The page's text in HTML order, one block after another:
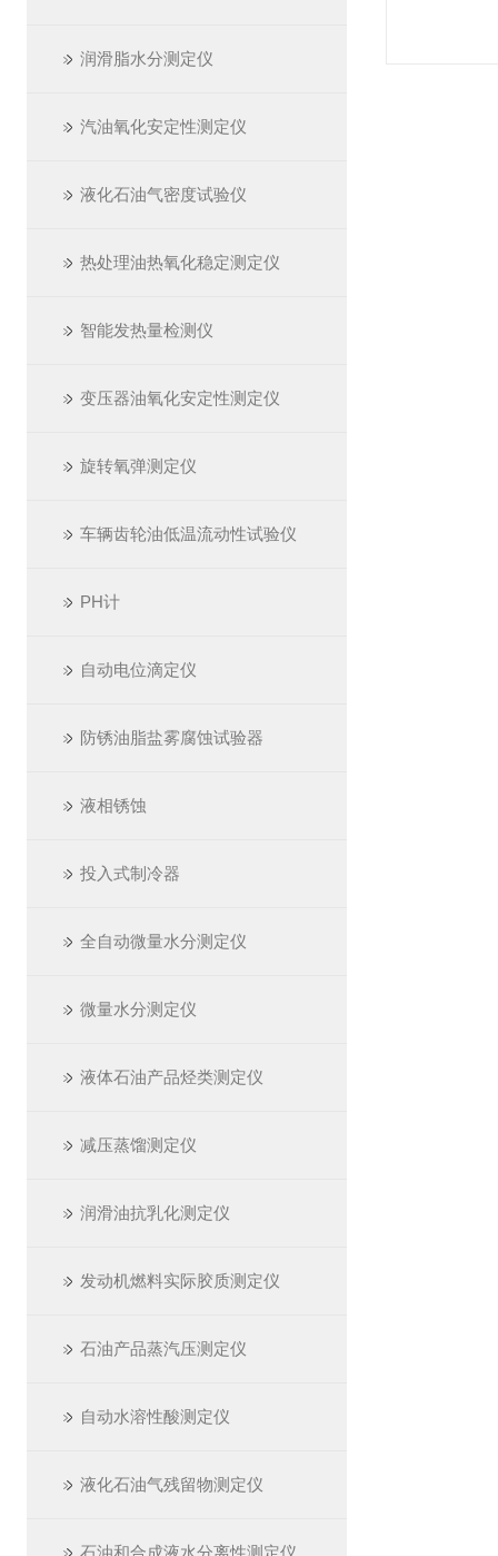
润滑脂水分测定仪
汽油氧化安定性测定仪
液化石油气密度试验仪
热处理油热氧化稳定测定仪
智能发热量检测仪
变压器油氧化安定性测定仪
旋转氧弹测定仪
车辆齿轮油低温流动性试验仪
PH计
自动电位滴定仪
防锈油脂盐雾腐蚀试验器
液相锈蚀
投入式制冷器
全自动微量水分测定仪
微量水分测定仪
液体石油产品烃类测定仪
减压蒸馏测定仪
润滑油抗乳化测定仪
发动机燃料实际胶质测定仪
石油产品蒸汽压测定仪
自动水溶性酸测定仪
液化石油气残留物测定仪
石油和合成液水分离性测定仪